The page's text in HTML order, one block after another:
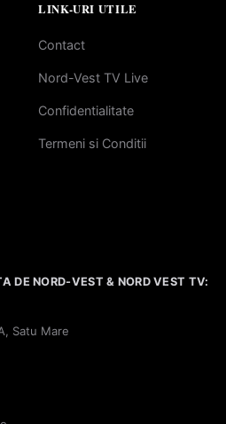
LINK-URI UTILE
Contact
Nord-Vest TV Live
Confidentialitate
Termeni si Conditii
DE NORD-VEST & NORD VEST TV:
Satu Mare